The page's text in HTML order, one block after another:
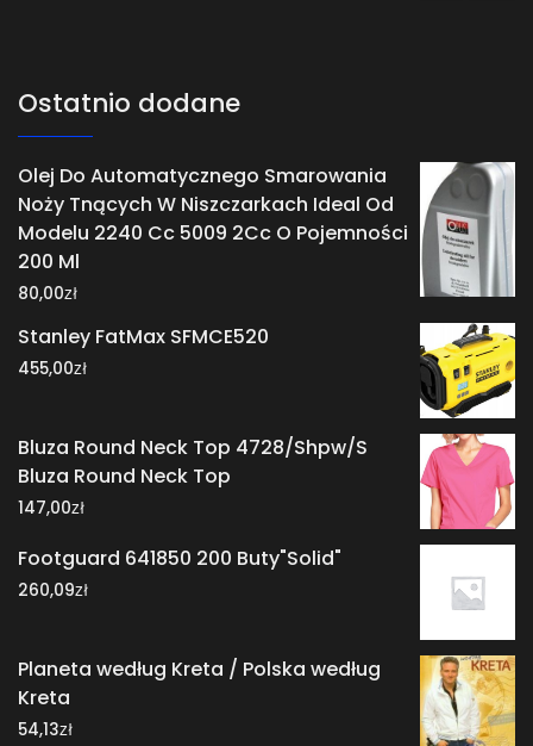
Ostatnio dodane
Olej Do Automatycznego Smarowania
Noży Tnących W Niszczarkach Ideal Od
Modelu 2240 Cc 5009 2Cc O Pojemności
200 Ml
80,00zł
Stanley FatMax SFMCE520
455,00zł
Bluza Round Neck Top 4728/Shpw/S
Bluza Round Neck Top
147,00zł
Footguard 641850 200 Buty"Solid"
260,09zł
Planeta według Kreta / Polska według
Kreta
54,13zł